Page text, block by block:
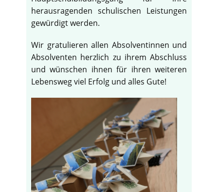
herausragenden schulischen Leistungen
gewürdigt werden.
Wir gratulieren allen Absolventinnen und
Absolventen herzlich zu ihrem Abschluss
und wünschen ihnen für ihren weiteren
Lebensweg viel Erfolg und alles Gute!